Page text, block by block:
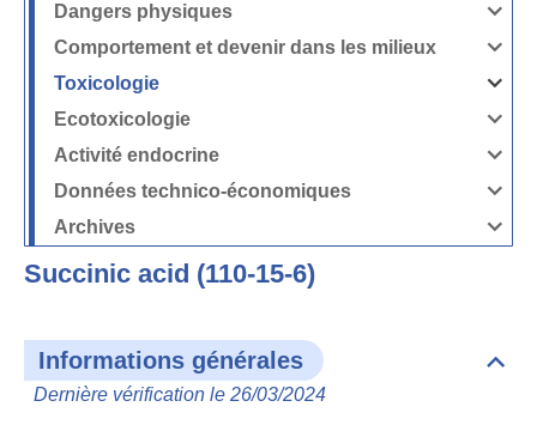
générales
la
chimie
Dangers physiques
Ouvrir
la
Comportement et devenir dans les milieux
Ouvrir
la
et
les
milieux
Toxicologie
Ouvrir
la
Ecotoxicologie
Ouvrir
la
Activité endocrine
Ouvrir
la
endocrine
Données technico-économiques
Ouvrir
la
Données
Archives
Ouvrir
Succinic acid (110-15-6)
Informations générales
Dernière vérification le 26/03/2024